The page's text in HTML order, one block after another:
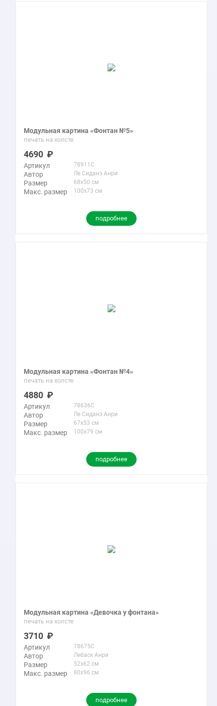
Модульная картина «Фонтан №5»
печать на холсте
4690
Артикул 78911C
Автор Ле Сиданэ Анри
Размер 68x50 см
Макс. размер 100x73 см
подробнее
Модульная картина «Фонтан №4»
печать на холсте
4880
Артикул 78636C
Автор Ле Сиданэ Анри
Размер 67x53 см
Макс. размер 100x79 см
подробнее
Модульная картина «Девочка у фонтана»
печать на холсте
3710
Артикул 78675C
Автор Лебаск Анри
Размер 52x62 см
Макс. размер 80x96 см
подробнее